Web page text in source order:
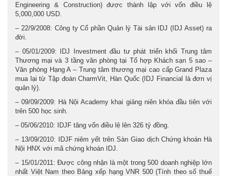
Engineering & Construction) được thành lập với vốn điều lệ
5,000,000 USD.
– 22/9/2008: Công ty Cổ phần Quản lý Tài sản IDJ (IDJ Asset) ra
đời.
– 05/01/2009: IDJ Investment đầu tư phát triển khối Trung tâm
Thương mại và 3 tầng văn phòng tại Tổ hợp Khách sạn 5 sao –
Văn phòng Hạng A – Trung tâm thương mại cao cấp Grand Plaza
mua lại từ Tập đoàn CharmVit, Hàn Quốc (IDJ Financial là đơn vị
quản lý).
– 09/09/2009: Hà Nội Academy khai giảng niên khóa đầu tiên với
trên 500 học sinh.
– 05/06/2010: IDJF tăng vốn điều lệ lên 326 tỷ đồng.
– 13/09/2010: IDJF niêm yết trên Sàn Giao dịch Chứng khoán Hà
Nội HNX với mã chứng khoán IDJ.
– 15/01/2011: Được công nhận là một trong 500 doanh nghiệp lớn
nhất Việt Nam theo Bảng xếp hạng VNR 500 (Tính theo số thuế